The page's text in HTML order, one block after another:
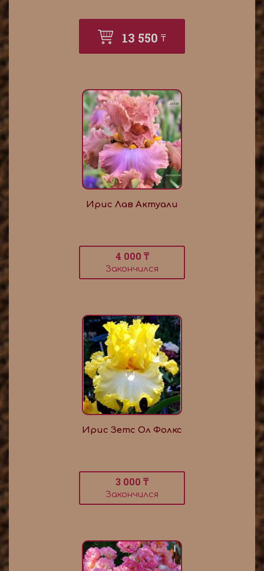
13 550 ₸
Ирис Лав Актуали
4 000 ₸
Закончился
Ирис Зетс Ол Фолкс
3 000 ₸
Закончился